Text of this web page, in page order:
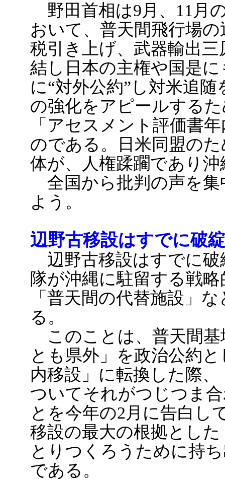
野田首相は9月、11月
おいて、普天間飛行場
税引き上げ、武器輸出
結し日本の主権や国是
に“対外公約”し対米追
の強化をアピールする
「アセスメント評価書
のである。日米同盟の
体が、人権蹂躙であり
全国から批判の声を集
よう。
辺野古移設はすでに破
辺野古移設はすでに破
隊が沖縄に駐留する戦
「普天間の代替施設」
る。
このことは、普天間基
とも県外」を政治公約
内移設」に転換した際
ついてそれがつじつま
とを今年の2月に告白し
移設の最大の根拠とし
とりつくろうために持
である。